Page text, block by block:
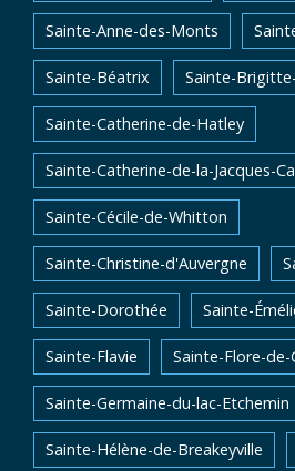
Sainte-Anne-des-Monts
Sainte-Béatrix Sainte-
Sainte-Catherine-de-Hatley
Sainte-Catherine-de-la-Jacques-
Sainte-Cécile-de-Whitton
Sainte-Christine-d'Auvergne
Sainte-Dorothée Sainte-
Sainte-Flavie Sainte-Flore-
Sainte-Germaine-du-lac-Etchemin
Sainte-Hélène-de-Breakeyville